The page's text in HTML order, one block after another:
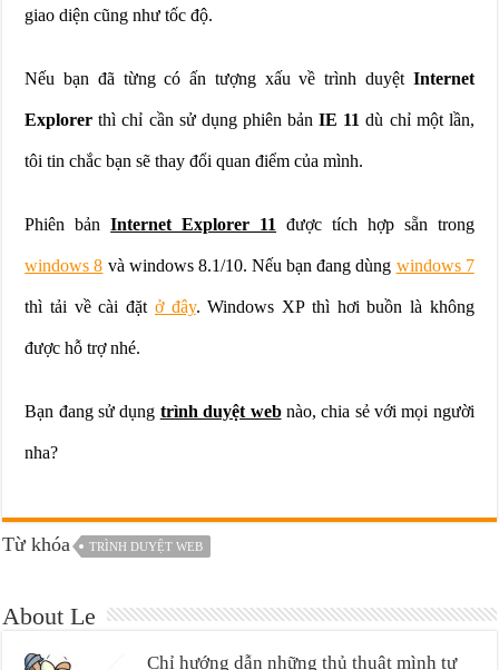
giao diện cũng như tốc độ.
Nếu bạn đã từng có ấn tượng xấu về trình duyệt Internet
Explorer thì chỉ cần sử dụng phiên bảnIE 11 dù chỉ một lần,
tôi tin chắc bạn sẽ thay đổi quan điểm của mình.
Phiên bảnInternet Explorer 11 được tích hợp sẵn trong
windows 8 và windows 8.1/10. Nếu bạn đang dùng windows 7
thì tải về cài đặt ở đây. Windows XP thì hơi buồn là không
được hỗ trợ nhé.
Bạn đang sử dụng trình duyệt webnào, chia sẻ với mọi người
nha?
Từ khóa TRÌNH DUYỆT WEB
About Le
Chỉ hướng dẫn những thủ thuật mình tự